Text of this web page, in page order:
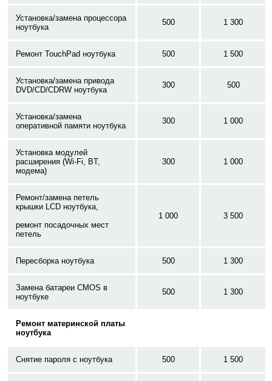
Установка/замена процессора
ноутбука
500 1 300
Ремонт TouchPad ноутбука 500 1 500
Установка/замена привода
DVD/CD/CDRW ноутбука
300 500
Установка/замена
оперативной памяти ноутбука
300 1 000
Установка модулей
расширения (Wi-Fi, BT,
модема)
300 1 000
Ремонт/замена петель
крышки LCD ноутбука,
ремонт посадочных мест
петель
1 000 3 500
Пересборка ноутбука 500 1 300
Замена батареи CMOS в
ноутбуке
500 1 300
Ремонт материнской платы
ноутбука
Снятие пароля с ноутбука 500 1 500